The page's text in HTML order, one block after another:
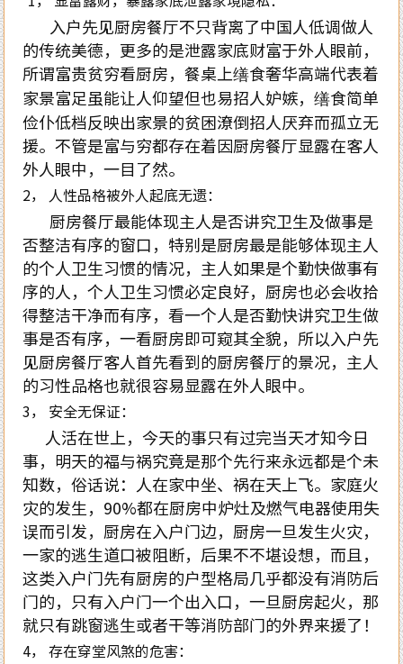
入户先见厨房餐厅不只背离了中国人低调做人
的传统美德，更多的是泄露家底财富于外人眼前，
所谓富贵贫穷看厨房，餐桌上缮食奢华高端代表着
家景富足虽能让人仰望但也易招人妒嫉，缮食简单
俭仆低档反映出家景的贫困潦倒招人厌弃而孤立无
援。不管是富与穷都存在着因厨房餐厅显露在客人
外人眼中，一目了然。
2， 人性品格被外人起底无遗：
厨房餐厅最能体现主人是否讲究卫生及做事是
否整洁有序的窗口，特别是厨房最是能够体现主人
的个人卫生习惯的情况，主人如果是个勤快做事有
序的人，个人卫生习惯必定良好，厨房也必会收拾
得整洁干净而有序，看一个人是否勤快讲究卫生做
事是否有序，一看厨房即可窥其全貌，所以入户先
见厨房餐厅客人首先看到的厨房餐厅的景况，主人
的习性品格也就很容易显露在外人眼中。
3， 安全无保证：
人活在世上，今天的事只有过完当天才知今日
事，明天的福与祸究竟是那个先行来永远都是个未
知数，俗话说：人在家中坐、祸在天上飞。家庭火
灾的发生，90%都在厨房中炉灶及燃气电器使用失
误而引发，厨房在入户门边，厨房一旦发生火灾，
一家的逃生道口被阻断，后果不不堪设想，而且，
这类入户门先有厨房的户型格局几乎都没有消防后
门的，只有入户门一个出入口，一旦厨房起火，那
就只有跳窗逃生或者干等消防部门的外界来援了！
4， 存在穿堂风煞的危害：